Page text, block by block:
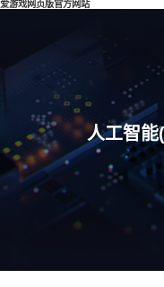
爱游戏网页版官方网站
人工智能